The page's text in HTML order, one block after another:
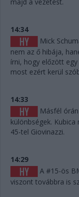
14:34
Mick
nem az ő hibája,
írni, hogy előzött
most ezért kerül
14:33
Másfél
különbségek.
45-tel Giovinazzi.
14:29
A #15-ös
viszont továbbra is